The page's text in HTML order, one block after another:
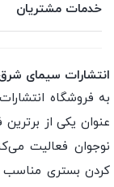
خدمات مشتریان
انتشارات سیمای
به فروشگاه
عنوان یکی از
نوجوان فعالیت
کردن بستری مناسب